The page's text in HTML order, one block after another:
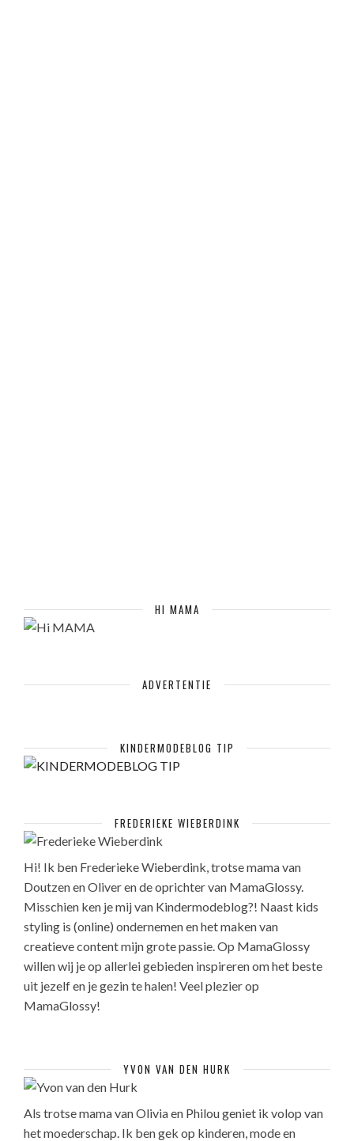
HI MAMA
ADVERTENTIE
KINDERMODEBLOG TIP
FREDERIEKE WIEBERDINK
Hi! Ik ben Frederieke Wieberdink, trotse mama van
Doutzen en Oliver en de oprichter van MamaGlossy.
Misschien ken je mij van Kindermodeblog?! Naast kids
styling is (online) ondernemen en het maken van
creatieve content mijn grote passie. Op MamaGlossy
willen wij je op allerlei gebieden inspireren om het beste
uit jezelf en je gezin te halen! Veel plezier op
MamaGlossy!
YVON VAN DEN HURK
Als trotse mama van Olivia en Philou geniet ik volop van
het moederschap. Ik ben gek op kinderen, mode en